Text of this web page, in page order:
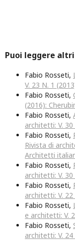
Puoi leggere
Fabio Rosseti,
V. 23 N. 1
Fabio Rosseti,
(2016):
Fabio Rosseti,
architetti: V.
Fabio Rosseti,
Rivista di
Architetti
Fabio Rosseti,
architetti: V.
Fabio Rosseti,
architetti: V. 22
Fabio Rosseti,
e architetti: V.
Fabio Rosseti,
architetti: V.